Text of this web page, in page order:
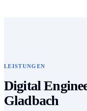
LEISTUNGEN
Digital
Gladbach